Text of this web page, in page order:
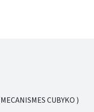
CUBYKO )